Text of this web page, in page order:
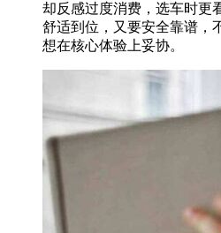
却反感过度消费，选车时更
舒适到位，又要安全靠谱，
想在核心体验上妥协。